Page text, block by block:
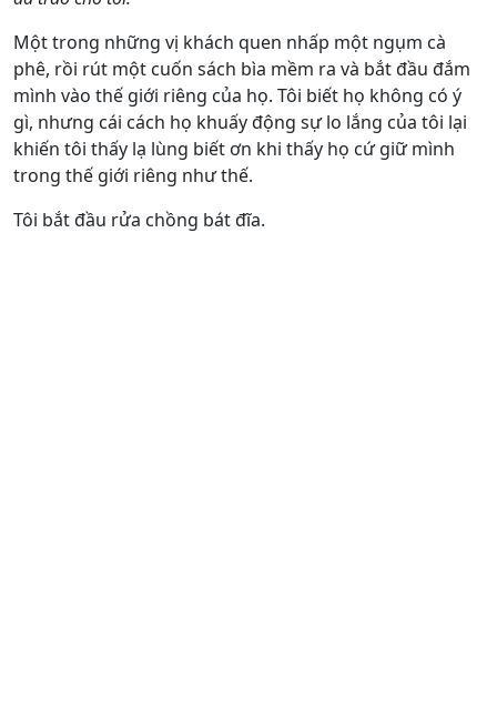
Một trong những vị khách quen nhấp một ngụm cà
phê, rồi rút một cuốn sách bìa mềm ra và bắt đầu đắm
mình vào thế giới riêng của họ. Tôi biết họ không có ý
gì, nhưng cái cách họ khuấy động sự lo lắng của tôi lại
khiến tôi thấy lạ lùng biết ơn khi thấy họ cứ giữ mình
trong thế giới riêng như thế.
Tôi bắt đầu rửa chồng bát đĩa.